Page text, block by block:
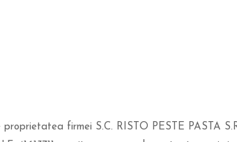
proprietatea firmei S.C. RISTO PESTE PASTA